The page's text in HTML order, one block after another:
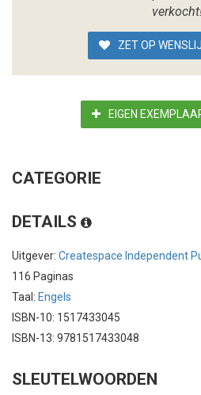
ZET OP
EIGEN
CATEGORIE
DETAILS
Uitgever: Createspace Independent
116 Paginas
Taal: Engels
ISBN-10: 1517433045
ISBN-13: 9781517433048
SLEUTELWOORDEN